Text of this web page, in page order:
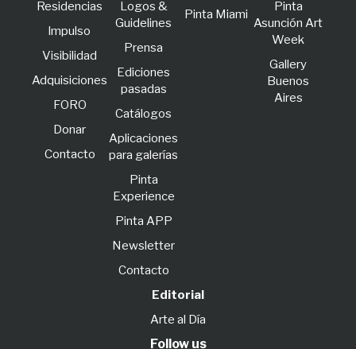
Residencias
lmpulso
Visibilidad
Adquisiciones
FORO
Donar
Contacto
Logos &
Guidelines
Prensa
Ediciones
pasadas
Catálogos
Aplicaciones
para galerías
Pinta
Experience
Pinta APP
Newsletter
Contacto
Pinta Miami
Pinta
Asunción Art
Week
Gallery
Buenos
Aires
Editorial
Arte al Día
Follow us